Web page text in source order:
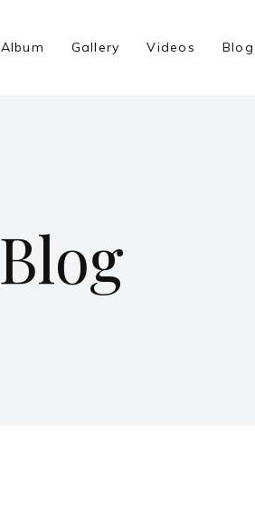
Album Gallery Videos Blog
Blog